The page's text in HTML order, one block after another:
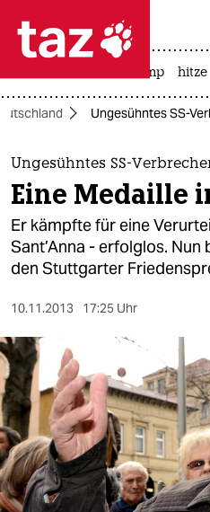
 taz zahl
taz zahl ich
themen
politik
öko
gesellschaft
sport
berlin
nord
wahrheit
usa unter trump hitze
Ungesühntes SS-
Ungesühntes SS-
Eine Medaille
Er kämpfte für eine
Sant’Anna - erfolglos.
den Stuttgarter
10.11.2013 17:25 Uhr